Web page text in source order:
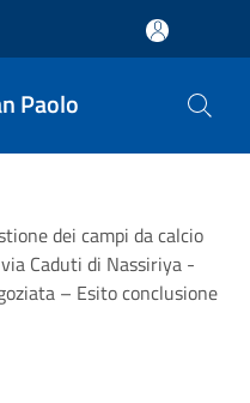
Paolo
dei campi da calcio
Caduti di Nassiriya -
– Esito conclusione